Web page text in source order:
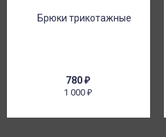
780₽
1 000₽